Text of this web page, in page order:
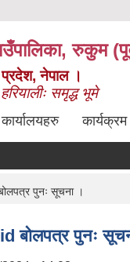
रुकुम
प्रदेश, नेपाल ।
समृद्ध भूमे
पुनः सूचना ।
बोलपत्र पुनः